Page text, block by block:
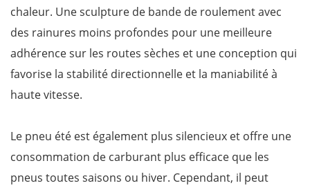
chaleur. Une sculpture de bande de roulement avec
des rainures moins profondes pour une meilleure
adhérence sur les routes sèches et une conception qui
favorise la stabilité directionnelle et la maniabilité à
haute vitesse.
Le pneu été est également plus silencieux et offre une
consommation de carburant plus efficace que les
pneus toutes saisons ou hiver. Cependant, il peut